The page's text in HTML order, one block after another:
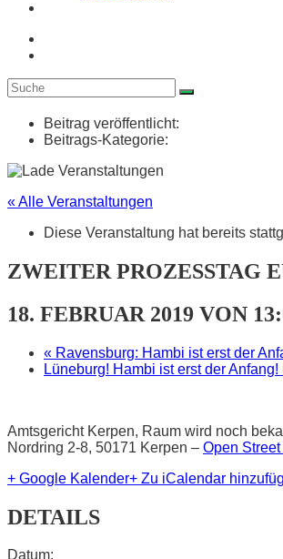
Beitrag veröffentlicht:
Beitrags-Kategorie:
« Alle Veranstaltungen
Diese Veranstaltung hat bereits
ZWEITER PROZESSTAG
18. FEBRUAR 2019 VON
« Ravensburg: Hambi ist erst der
Lüneburg! Hambi ist erst der Anfang!
Amtsgericht Kerpen, Raum wird noch
Nordring 2-8, 50171 Kerpen – Open
+ Google Kalender+ Zu iCalendar
DETAILS
Datum: